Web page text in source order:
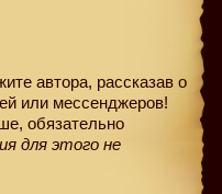
автора, рассказав о
или мессенджеров!
обязательно
для этого не